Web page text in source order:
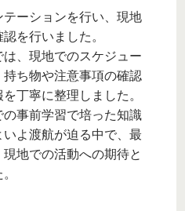
ーションを行い、現地
を行いました。
、現地でのスケジュー
ち物や注意事項の確認
丁寧に整理しました。
事前学習で培った知識
よ渡航が迫る中で、最
地での活動への期待と